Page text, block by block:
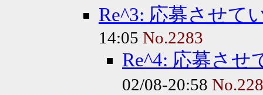
Re^3: 応募させて
14:05 No.2283
Re^4: 応募させ
02/08-20:58